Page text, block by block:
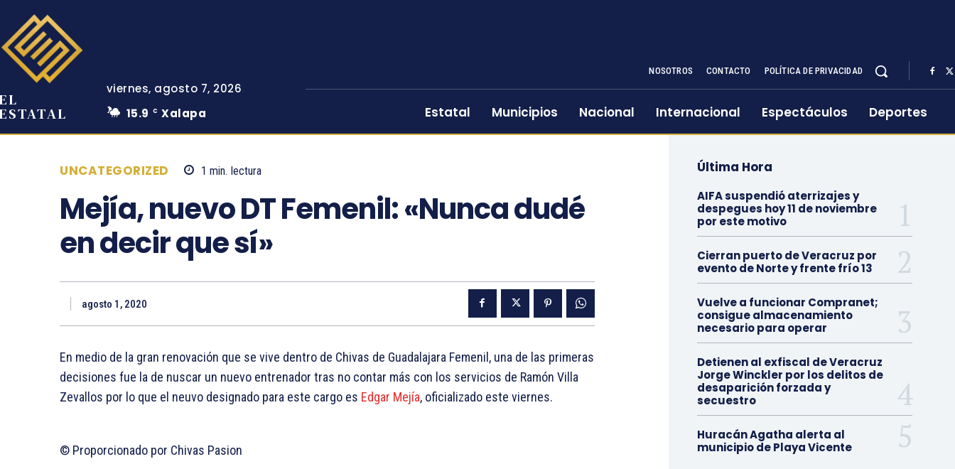
EL
ESTATAL
viernes, agosto 7, 2026
15.9
C Xalapa
NOSOTROS CONTACTO POLÍTICA DE PRIVACIDAD
Estatal Municipios Nacional Internacional Espectáculos Deportes
UNCATEGORIZED 1 min. lectura
Mejía, nuevo DT Femenil: «Nunca dudé
en decir que sí»
agosto 1, 2020
En medio de la gran renovación que se vive dentro de Chivas de Guadalajara Femenil, una de las primeras
decisiones fue la de nuscar un nuevo entrenador tras no contar más con los servicios de Ramón Villa
Zevallos por lo que el neuvo designado para este cargo es Edgar Mejía, oficializado este viernes.
© Proporcionado por Chivas Pasion
Última Hora
AIFA suspendió aterrizajes y
despegues hoy 11 de noviembre
por este motivo
Cierran puerto de Veracruz por
evento de Norte y frente frío 13
Vuelve a funcionar Compranet;
consigue almacenamiento
necesario para operar
Detienen al exfiscal de Veracruz
Jorge Winckler por los delitos de
desaparición forzada y
secuestro
Huracán Agatha alerta al
municipio de Playa Vicente